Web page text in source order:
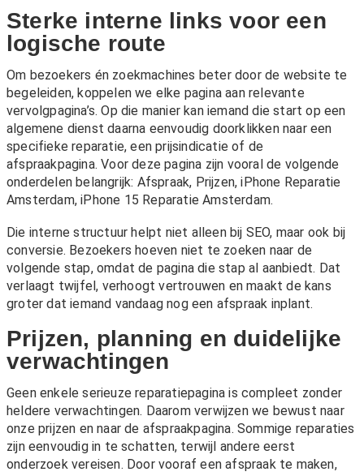
Sterke interne links voor een
logische route
Om bezoekers én zoekmachines beter door de website te
begeleiden, koppelen we elke pagina aan relevante
vervolgpagina’s. Op die manier kan iemand die start op een
algemene dienst daarna eenvoudig doorklikken naar een
specifieke reparatie, een prijsindicatie of de
afspraakpagina. Voor deze pagina zijn vooral de volgende
onderdelen belangrijk: Afspraak, Prijzen,iPhone Reparatie
Amsterdam,iPhone 15 Reparatie Amsterdam.
Die interne structuur helpt niet alleen bij SEO, maar ook bij
conversie. Bezoekers hoeven niet te zoeken naar de
volgende stap, omdat de pagina die stap al aanbiedt. Dat
verlaagt twijfel, verhoogt vertrouwen en maakt de kans
groter dat iemand vandaag nog een afspraak inplant.
Prijzen, planning en duidelijke
verwachtingen
Geen enkele serieuze reparatiepagina is compleet zonder
heldere verwachtingen. Daarom verwijzen we bewust naar
onze prijzen en naar de afspraakpagina. Sommige reparaties
zijn eenvoudig in te schatten, terwijl andere eerst
onderzoek vereisen. Door vooraf een afspraak te maken,